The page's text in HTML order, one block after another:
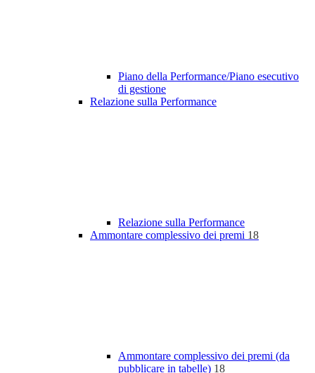
Piano della Performance/Piano esecutivo
di gestione
Relazione sulla Performance
Relazione sulla Performance
Ammontare complessivo dei premi 18
Ammontare complessivo dei premi (da
pubblicare in tabelle) 18